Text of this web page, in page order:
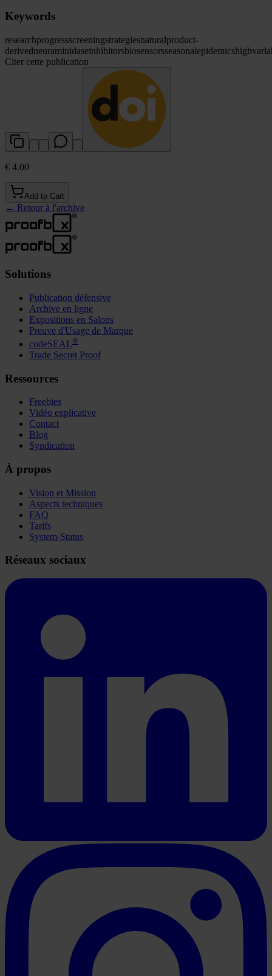
Keywords
researchprogressscreeningstrategiesnaturalproduct-
derivedneuraminidaseinhibitorsbiosensorsseasonalepidemicshigh
Citer cette publication
€ 4.00
Add to Cart
← Retour à l'archive
Solutions
Publication défensive
Archive en ligne
Expositions en Salons
Preuve d'Usage de Marque
codeSEAL®
Trade Secret Proof
Ressources
Freebies
Vidéo explicative
Contact
Blog
Syndication
À propos
Vision et Mission
Aspects techniques
FAQ
Tarifs
System-Status
Réseaux sociaux